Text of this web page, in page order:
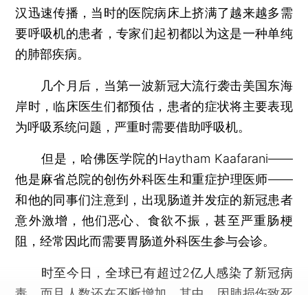
汉迅速传播，当时的医院病床上挤满了越来越多需
要呼吸机的患者，专家们起初都以为这是一种单纯
的肺部疾病。
几个月后，当第一波新冠大流行袭击美国东海
岸时，临床医生们都预估，患者的症状将主要表现
为呼吸系统问题，严重时需要借助呼吸机。
但是，哈佛医学院的Haytham Kaafarani——
他是麻省总院的创伤外科医生和重症护理医师——
和他的同事们注意到，出现肠道并发症的新冠患者
意外激增，他们恶心、食欲不振，甚至严重肠梗
阻，经常因此而需要胃肠道外科医生参与会诊。
时至今日，全球已有超过2亿人感染了新冠病